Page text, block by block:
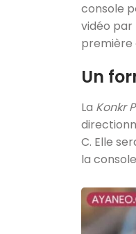
console
vidéo par
première
Un
La Konkr
C. Elle
la